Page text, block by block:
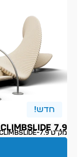
חדש!
CLIMBSLIDE 7.9
מק״ט climbslide-7.9